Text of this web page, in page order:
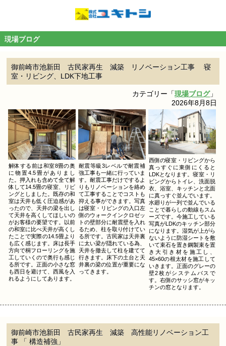
現場ブログ
御前崎市池新田 古民家再生 減築 リノベーション工事 寝
室・リビング、LDK下地工事
カテゴリー「現場ブログ」
2026年8月8日
解体する前は和室8畳の奥
に物置4.5畳がありまし
た。押入れも含めて全て解
体して14.5畳の寝室、リビ
ングとしました。既存の和
室は天井も低く圧迫感があ
ったので、天井の梁を出し
て天井を高くしてほしいの
がお客様の要望です。以前
の和室に比べ天井が高くし
たことで実際の14.5畳より
も広く感じます。床は長手
方向で桐フローリングを施
工していくので奥行も感じ
る所です。正面の小さな窓
も西日を避けて、西風を入
れるようにしてあります。
耐震等級3レベルで耐震補
強工事も一緒に行っていま
す。耐震工事だけでするよ
りもリノベーションを絡め
て工事することでコストも
抑える事ができます。写真
は寝室・リビングの入口左
側のウォークインクロゼッ
トの壁部分に耐震壁を入れ
るため、柱を取り付けてい
る所です。古民家は天井裏
に太い梁が隠れている為、
天井を撤去して柱を建てて
行きます。床下の土台と天
井裏の梁の位置が重要にな
ってきます。
西側の寝室・リビングから
真っすぐに東側にくると
LDKとなります。寝室・リ
ビングからトイレ、洗面脱
衣、浴室、キッチンと北面
に真っすぐ並んでいます。
水廻りが一列で並んでいる
ことで暮らしの動線もスム
ーズです。今施工している
写真がLDKのキッチン部分
になります。湿気が上がら
ないように防湿シートを敷
いて束石を置き鋼製束を置
き大引き材を施工し、
45×60の根太材を施工して
いきます。正面のグレーの
壁2枚がシステムバスで
す。右側のサッシ窓がキッ
チンの窓となります。
御前崎市池新田 古民家再生 減築 高性能リノベーション工
事 「 構造補強」